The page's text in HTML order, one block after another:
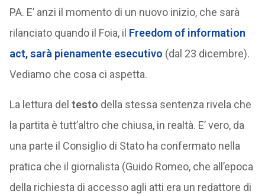
PA. E’ anzi il momento di un nuovo inizio, che sarà
rilanciato quando il Foia, il Freedom of information
act, sarà pienamente esecutivo (dal 23 dicembre).
Vediamo che cosa ci aspetta.
La lettura del testo della stessa sentenza rivela che
la partita è tutt’altro che chiusa, in realtà. E’ vero, da
una parte il Consiglio di Stato ha confermato nella
pratica che il giornalista (Guido Romeo, che all’epoca
della richiesta di accesso agli atti era un redattore di